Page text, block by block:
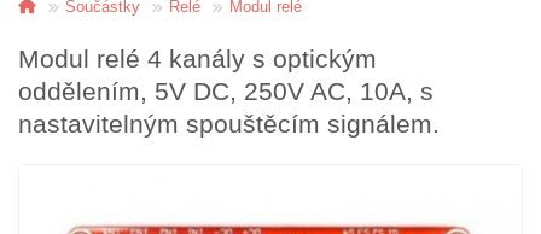
Součástky Relé Modul relé
Modul relé 4 kanály s optickým
oddělením, 5V DC, 250V AC, 10A, s
nastavitelným spouštěcím signálem.